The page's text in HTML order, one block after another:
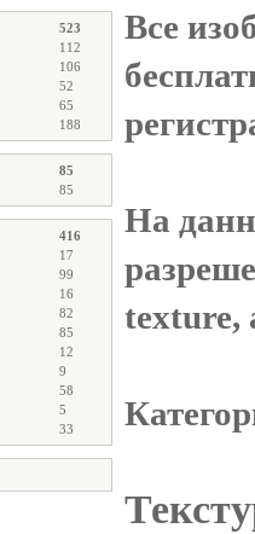
523
112
106
52
65
188
85
85
416
17
99
16
82
85
12
9
58
5
33
Все
На
texture,